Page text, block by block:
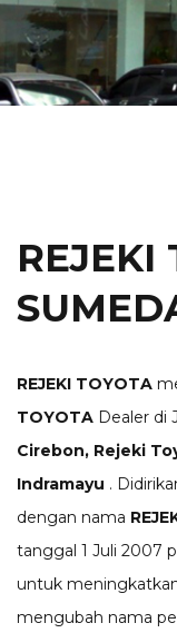
REJEKI
REJEKI TOYOTA
TOYOTA Dealer di
Cirebon, Rejeki
Indramayu .
dengan nama
tanggal 1 Juli 2007
untuk
mengubah nama